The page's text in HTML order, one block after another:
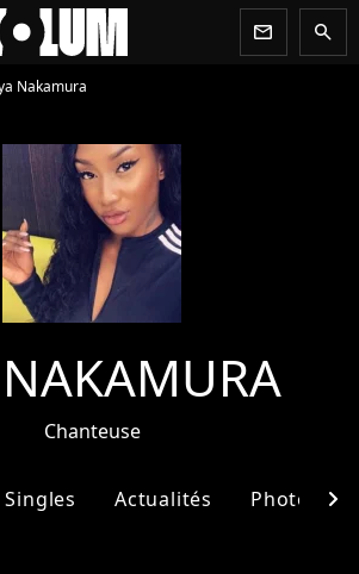
newsletter search
Nakamura
Chanteuse
Actualités Photos chevron_right